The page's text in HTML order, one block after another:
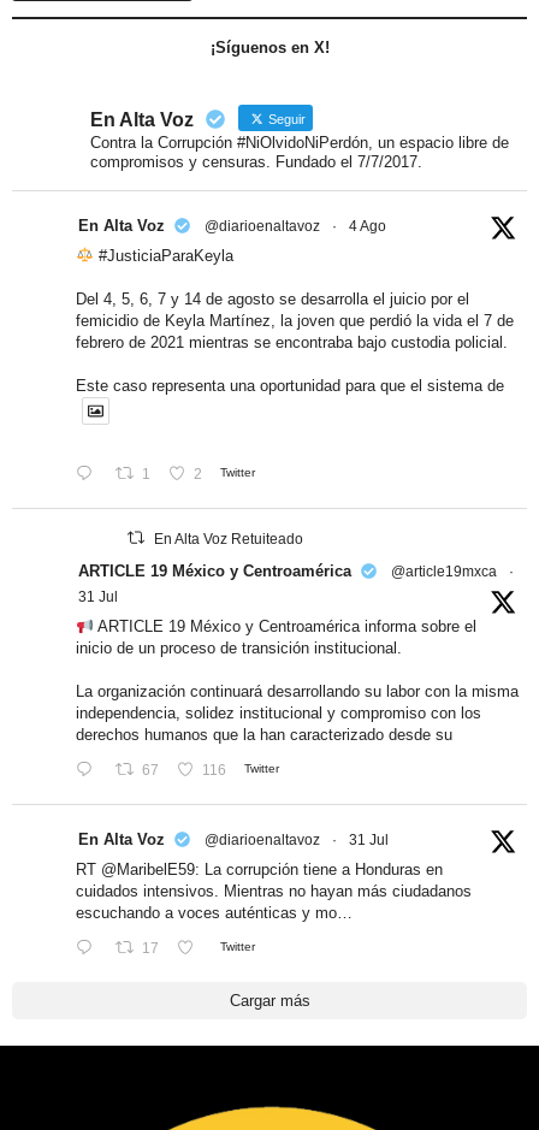
¡Síguenos en X!
En Alta Voz Seguir
Contra la Corrupción #NiOlvidoNiPerdón, un espacio libre de
compromisos y censuras. Fundado el 7/7/2017.
En Alta Voz @diarioenaltavoz · 4 Ago
#JusticiaParaKeyla
Del 4, 5, 6, 7 y 14 de agosto se desarrolla el juicio por el
femicidio de Keyla Martínez, la joven que perdió la vida el 7 de
febrero de 2021 mientras se encontraba bajo custodia policial.
Este caso representa una oportunidad para que el sistema de
1 2 Twitter
En Alta Voz Retuiteado
ARTICLE 19 México y Centroamérica @article19mxca
·
31 Jul
ARTICLE 19 México y Centroamérica informa sobre el
inicio de un proceso de transición institucional.
La organización continuará desarrollando su labor con la misma
independencia, solidez institucional y compromiso con los
derechos humanos que la han caracterizado desde su
67 116 Twitter
En Alta Voz @diarioenaltavoz · 31 Jul
RT @MaribelE59: La corrupción tiene a Honduras en
cuidados intensivos. Mientras no hayan más ciudadanos
escuchando a voces auténticas y mo…
17 Twitter
Cargar más